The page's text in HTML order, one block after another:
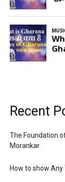
Recent
The Foundation
Morankar
How to show Any